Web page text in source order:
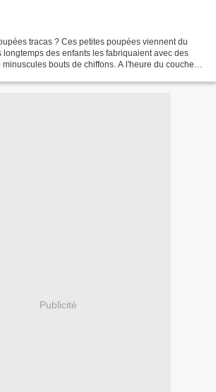
tracas ? Ces petites poupées viennent du
longtemps des enfants les fabriquaient avec des
bouts de chiffons. A l'heure du coucher
Publicité